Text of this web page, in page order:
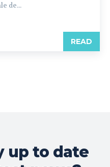
de...
READ
up to date